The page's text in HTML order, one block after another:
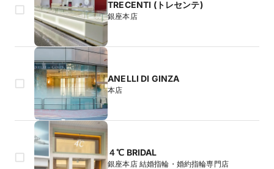
TRECENTI (トレセンテ)
銀座本店
ANELLI DI GINZA
本店
４℃ BRIDAL
銀座本店 結婚指輪・婚約指輪専門店